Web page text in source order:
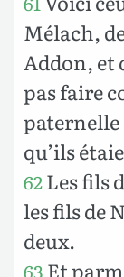
Mélach,
Addon, et
pas faire
qu’ils
62Les fils
les fils de
deux.
63 Et